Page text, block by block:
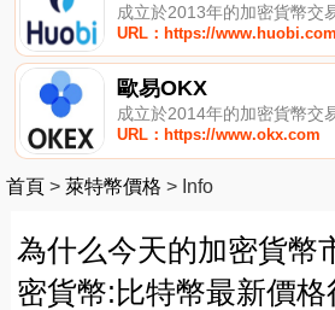
成立於2013年的加密貨幣交
URL：https://www.huobi.com
歐易OKX
成立於2014年的加密貨幣交
URL：https://www.okx.com
首頁 > 萊特幣價格 > Info
為什么今天的加密貨幣
密貨幣:比特幣最新價